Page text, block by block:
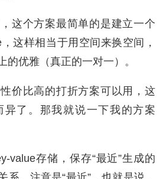
这个方案最简单的是建立一个
这样相当于用空间来换空间，
的优雅（真正的一对一）。
价比高的打折方案可以用，这
异了。那我就说一下我的方案
value存储，保存“最近”生成的